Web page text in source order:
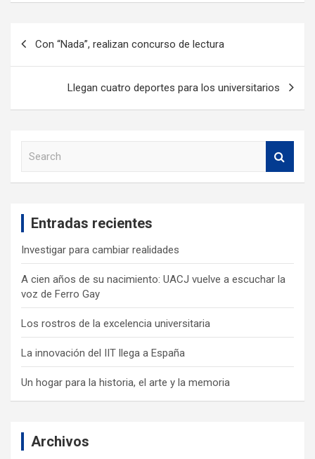
Con “Nada”, realizan concurso de lectura
Llegan cuatro deportes para los universitarios
Entradas recientes
Investigar para cambiar realidades
A cien años de su nacimiento: UACJ vuelve a escuchar la
voz de Ferro Gay
Los rostros de la excelencia universitaria
La innovación del IIT llega a España
Un hogar para la historia, el arte y la memoria
Archivos